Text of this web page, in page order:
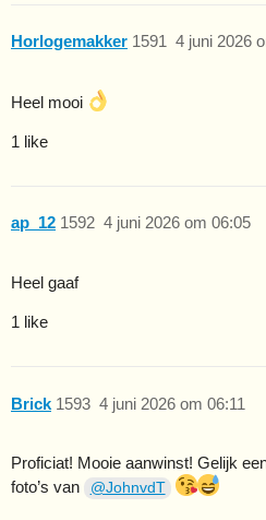
Horlogemakker 4 juni 2026
1591
Heel mooi
1 like
ap_12 4 juni 2026 om 06:05
1592
Heel gaaf
1 like
Brick 4 juni 2026 om 06:11
1593
Proficiat! Mooie aanwinst! Gelijk
foto’s van
@JohnvdT